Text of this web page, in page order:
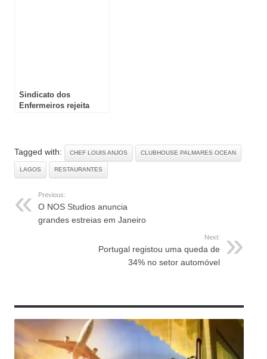
Sindicato dos
Enfermeiros rejeita
Tagged with: CHEF LOUIS ANJOS CLUBHOUSE PALMARES OCEAN
LAGOS RESTAURANTES
Previous:
O NOS Studios anuncia
grandes estreias em Janeiro
Next:
Portugal registou uma queda de
34% no setor automóvel